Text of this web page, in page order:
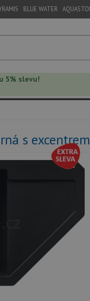
BLUE WATER
5% slevu!
s excentrem